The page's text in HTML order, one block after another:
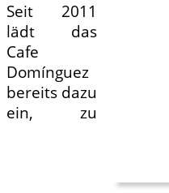
Seit 2011
lädt das
Cafe
Domínguez
bereits dazu
ein, zu